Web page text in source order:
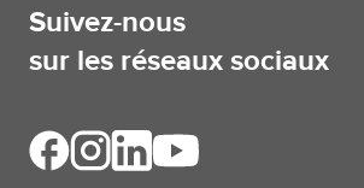
Suivez-nous
sur les réseaux sociaux